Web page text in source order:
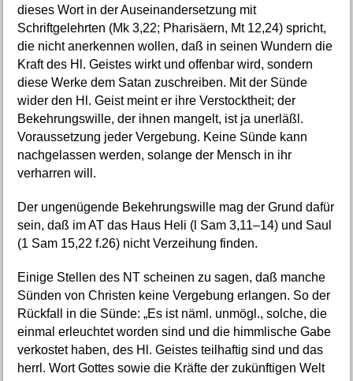
dieses Wort in der Auseinandersetzung mit
Schriftgelehrten (Mk 3,22; Pharisäern, Mt 12,24) spricht,
die nicht anerkennen wollen, daß in seinen Wundern die
Kraft des Hl. Geistes wirkt und offenbar wird, sondern
diese Werke dem Satan zuschreiben. Mit der Sünde
wider den Hl. Geist meint er ihre Verstocktheit; der
Bekehrungswille, der ihnen mangelt, ist ja unerläßl.
Voraussetzung jeder Vergebung. Keine Sünde kann
nachgelassen werden, solange der Mensch in ihr
verharren will.
Der ungenügende Bekehrungswille mag der Grund dafür
sein, daß im AT das Haus Heli (l Sam 3,11–14) und Saul
(1 Sam 15,22 f.26) nicht Verzeihung finden.
Einige Stellen des NT scheinen zu sagen, daß manche
Sünden von Christen keine Vergebung erlangen. So der
Rückfall in die Sünde: „Es ist näml. unmögl., solche, die
einmal erleuchtet worden sind und die himmlische Gabe
verkostet haben, des Hl. Geistes teilhaftig sind und das
herrl. Wort Gottes sowie die Kräfte der zukünftigen Welt